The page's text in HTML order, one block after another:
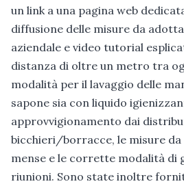
un link a una pagina web
diffusione delle misure da
aziendale e video tutorial
distanza di oltre un metro tra
modalità per il lavaggio delle
sapone sia con liquido
approvvigionamento dai
bicchieri/borracce, le misure
mense e le corrette modalità di
riunioni. Sono state inoltre